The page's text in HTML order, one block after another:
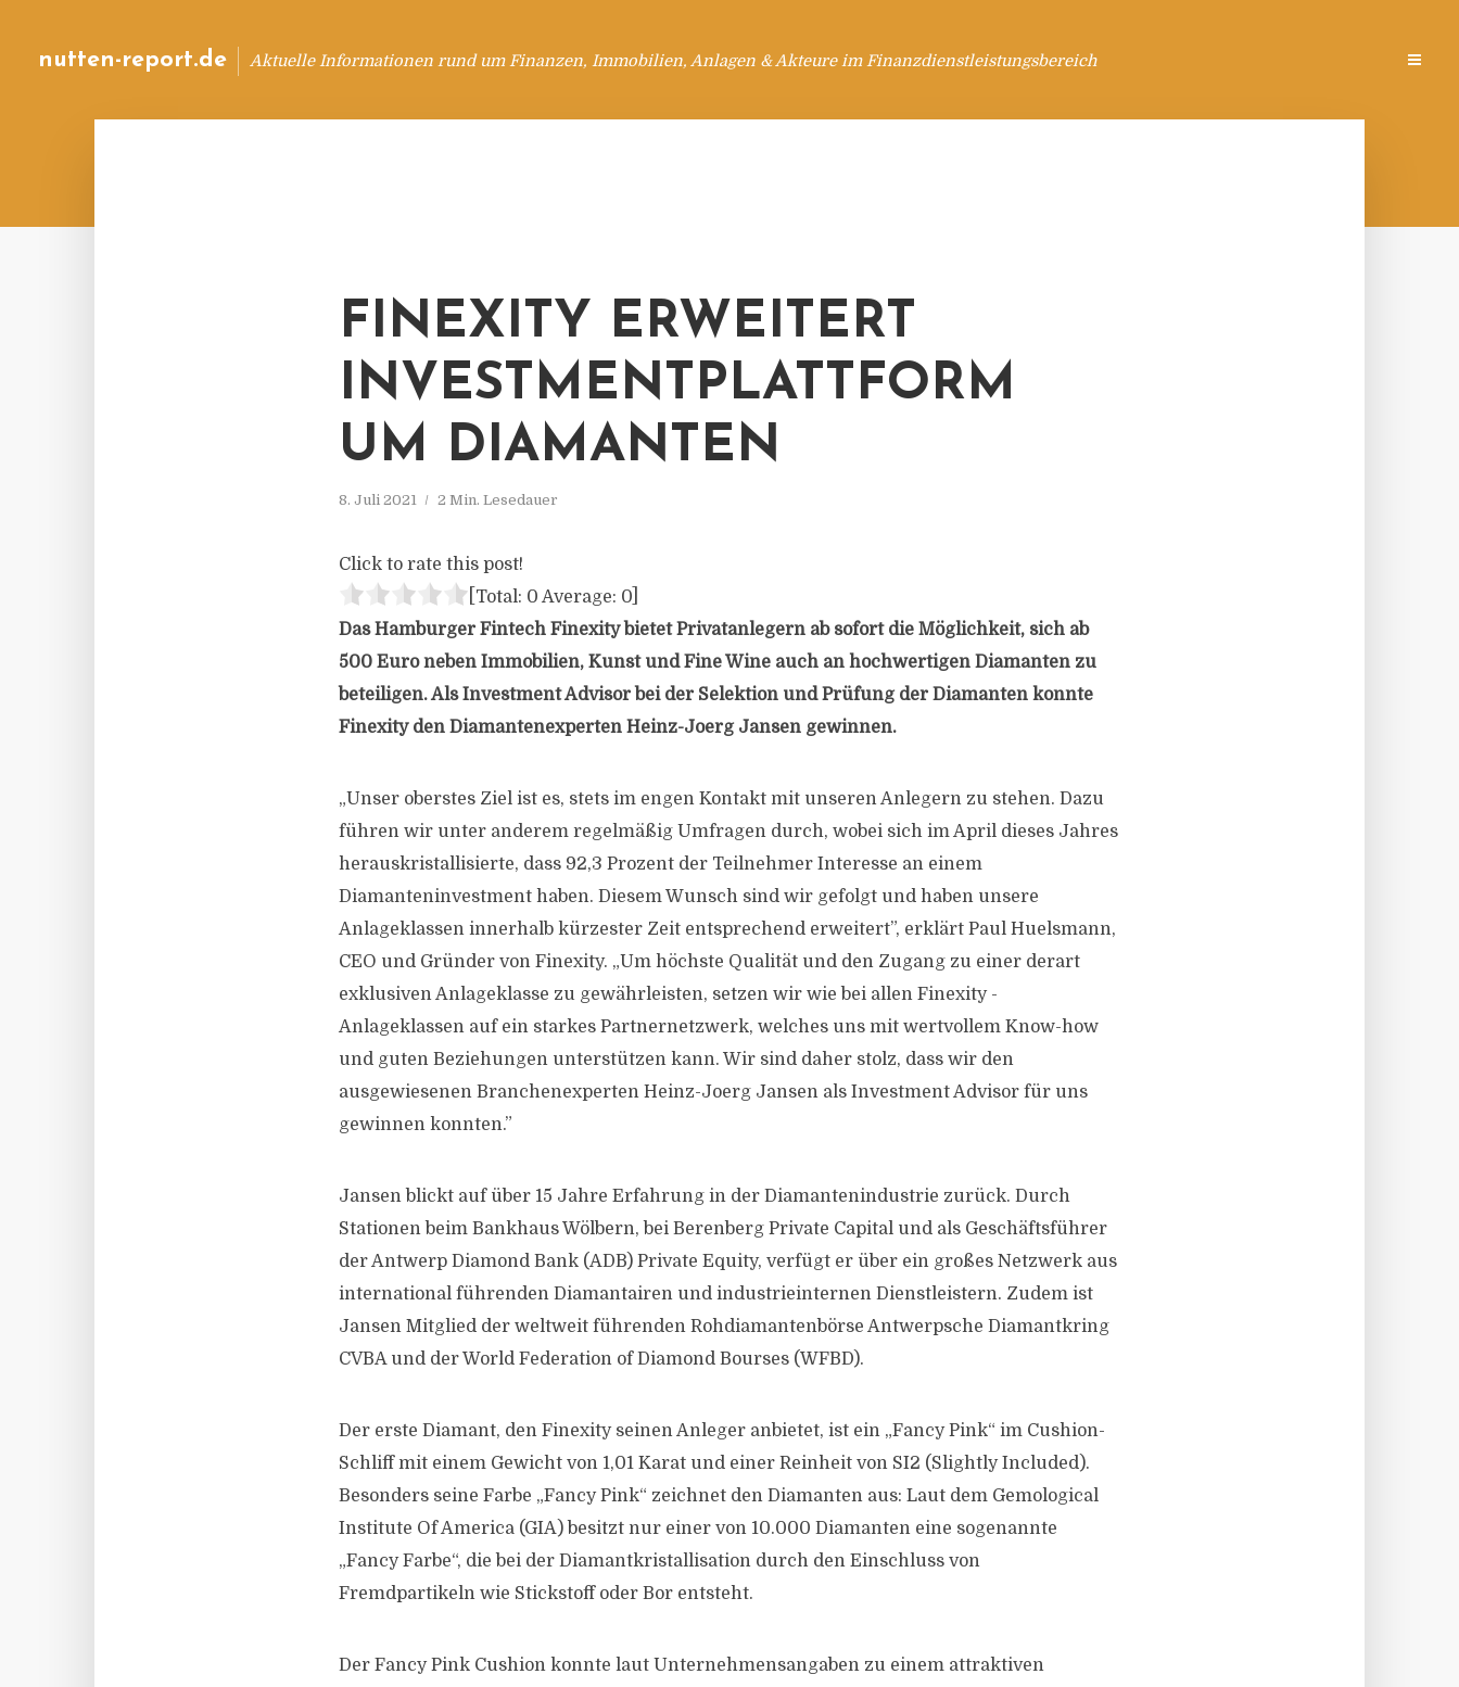
nutten-report.de Aktuelle Informationen rund um Finanzen, Immobilien, Anlagen & Akteure im Finanzdienstleistungsbereich
FINEXITY ERWEITERT
INVESTMENTPLATTFORM
UM DIAMANTEN
8. Juli 2021 2 Min. Lesedauer
Click to rate this post!
[Total: 0 Average: 0
Das Hamburger Fintech Finexity bietet Privatanlegern ab sofort die Möglichkeit, sich ab
500 Euro neben Immobilien, Kunst und Fine Wine auch an hochwertigen Diamanten zu
beteiligen. Als Investment Advisor bei der Selektion und Prüfung der Diamanten konnte
Finexity den Diamantenexperten Heinz-Joerg Jansen gewinnen.
„Unser oberstes Ziel ist es, stets im engen Kontakt mit unseren Anlegern zu stehen. Dazu
führen wir unter anderem regelmäßig Umfragen durch, wobei sich im April dieses Jahres
herauskristallisierte, dass 92,3 Prozent der Teilnehmer Interesse an einem
Diamanteninvestment haben. Diesem Wunsch sind wir gefolgt und haben unsere
Anlageklassen innerhalb kürzester Zeit entsprechend erweitert”, erklärt Paul Huelsmann,
CEO und Gründer von Finexity. „Um höchste Qualität und den Zugang zu einer derart
exklusiven Anlageklasse zu gewährleisten, setzen wir wie bei allen Finexity -
Anlageklassen auf ein starkes Partnernetzwerk, welches uns mit wertvollem Know-how
und guten Beziehungen unterstützen kann. Wir sind daher stolz, dass wir den
ausgewiesenen Branchenexperten Heinz-Joerg Jansen als Investment Advisor für uns
gewinnen konnten.”
Jansen blickt auf über 15 Jahre Erfahrung in der Diamantenindustrie zurück. Durch
Stationen beim Bankhaus Wölbern, bei Berenberg Private Capital und als Geschäftsführer
der Antwerp Diamond Bank (ADB) Private Equity, verfügt er über ein großes Netzwerk aus
international führenden Diamantairen und industrieinternen Dienstleistern. Zudem ist
Jansen Mitglied der weltweit führenden Rohdiamantenbörse Antwerpsche Diamantkring
CVBA und der World Federation of Diamond Bourses (WFBD).
Der erste Diamant, den Finexity seinen Anleger anbietet, ist ein „Fancy Pink“ im Cushion-
Schliff mit einem Gewicht von 1,01 Karat und einer Reinheit von SI2 (Slightly Included).
Besonders seine Farbe „Fancy Pink“ zeichnet den Diamanten aus: Laut dem Gemological
Institute Of America (GIA) besitzt nur einer von 10.000 Diamanten eine sogenannte
„Fancy Farbe“, die bei der Diamantkristallisation durch den Einschluss von
Fremdpartikeln wie Stickstoff oder Bor entsteht.
Der Fancy Pink Cushion konnte laut Unternehmensangaben zu einem attraktiven